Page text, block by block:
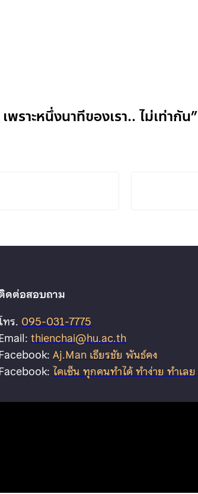
ราะหนึ่งนาทีของเรา.. ไม่เท่ากัน”
ดต่อสอบถาม
ทร. 095-031-7775
thienchai@hu.ac.th
Aj.Man เธียรชัย พันธ์คง
ไคเซ็น ทุกคนทำได้ ทำง่าย ทำเลย